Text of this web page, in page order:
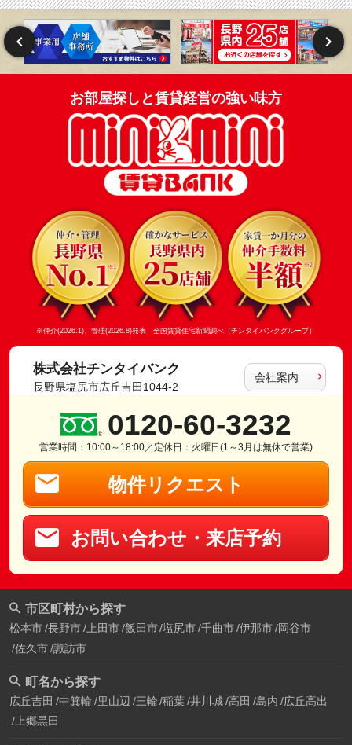
お部屋探しと賃貸経営の強い味方
※仲介(2026.1)、管理(2026.8)発表 全国賃貸住宅新聞調べ（チンタイバンクグループ）
株式会社チンタイバンク
長野県塩尻市広丘吉田1044-2
会社案内
0120-60-3232
営業時間：10:00～18:00／定休日：火曜日(1～3月は無休で営業)
物件リクエスト
お問い合わせ・来店予約
市区町村から探す
松本市 長野市 上田市 飯田市 塩尻市 千曲市 伊那市 岡谷市
佐久市 諏訪市
町名から探す
広丘吉田 中箕輪 里山辺 三輪 稲葉 井川城 高田 島内 広丘高出
上郷黒田